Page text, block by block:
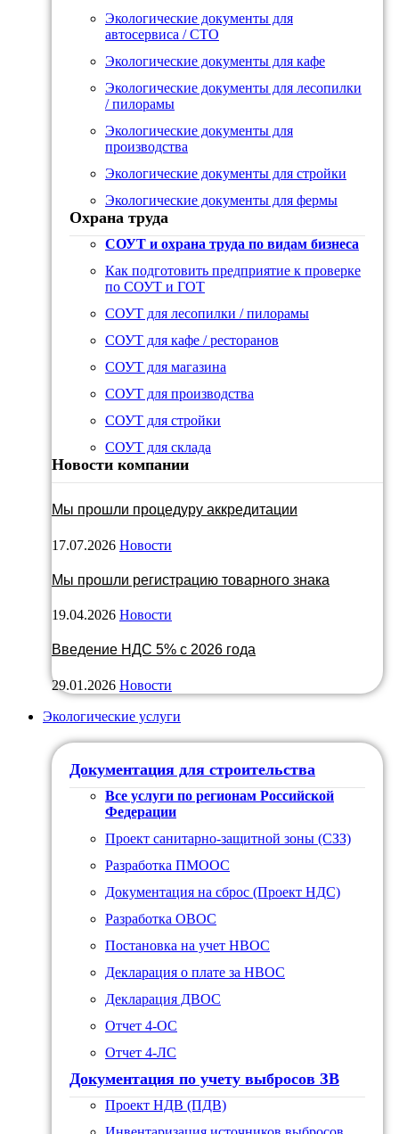
Экологические документы для
автосервиса / СТО
Экологические документы для кафе
Экологические документы для лесопилки
/ пилорамы
Экологические документы для
производства
Экологические документы для стройки
Экологические документы для фермы
Охрана труда
СОУТ и охрана труда по видам бизнеса
Как подготовить предприятие к проверке
по СОУТ и ГОТ
СОУТ для лесопилки / пилорамы
СОУТ для кафе / ресторанов
СОУТ для магазина
СОУТ для производства
СОУТ для стройки
СОУТ для склада
Новости компании
Мы прошли процедуру аккредитации
17.07.2026 Новости
Мы прошли регистрацию товарного знака
19.04.2026 Новости
Введение НДС 5% с 2026 года
29.01.2026 Новости
Экологические услуги
Документация для строительства
Все услуги по регионам Российской
Федерации
Проект санитарно-защитной зоны (СЗЗ)
Разработка ПМООС
Документация на сброс (Проект НДС)
Разработка ОВОС
Постановка на учет НВОС
Декларация о плате за НВОС
Декларация ДВОС
Отчет 4-ОС
Отчет 4-ЛС
Документация по учету выбросов ЗВ
Проект НДВ (ПДВ)